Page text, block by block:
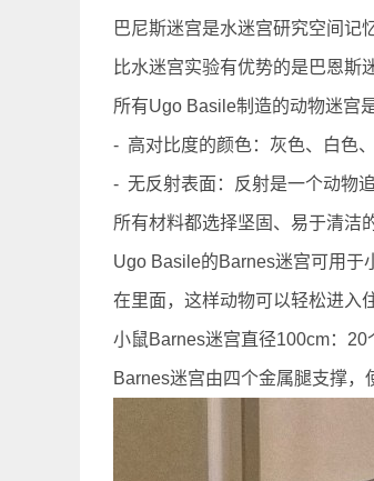
巴尼斯迷宫是水迷宫研究空间记
比水迷宫实验有优势的是巴恩斯
所有Ugo Basile制造的动物迷宫
- 高对比度的颜色：灰色、白色
- 无反射表面：反射是一个动物
所有材料都选择坚固、易于清洁
Ugo Basile的Barnes迷宫可用于
在里面，这样动物可以轻松进入
小鼠Barnes迷宫直径100cm：20
Barnes迷宫由四个金属腿支撑，